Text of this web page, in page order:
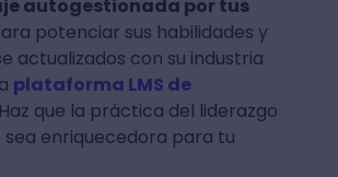
autogestionada por tus
potenciar sus habilidades y
actualizados con su industria
plataforma LMS de
que la práctica del liderazgo
enriquecedora para tu